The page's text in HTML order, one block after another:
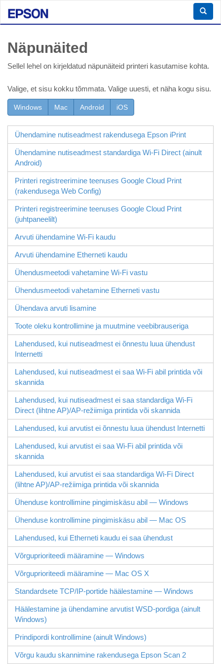
Näpunäited
Sellel lehel on kirjeldatud näpunäiteid printeri kasutamise kohta.
Valige, et sisu kokku tõmmata. Valige uuesti, et näha kogu sisu.
Windows Mac Android iOS
Ühendamine nutiseadmest rakendusega Epson iPrint
Ühendamine nutiseadmest standardiga Wi-Fi Direct (ainult
Android)
Printeri registreerimine teenuses Google Cloud Print
(rakendusega Web Config)
Printeri registreerimine teenuses Google Cloud Print
(juhtpaneelilt)
Arvuti ühendamine Wi-Fi kaudu
Arvuti ühendamine Etherneti kaudu
Ühendusmeetodi vahetamine Wi-Fi vastu
Ühendusmeetodi vahetamine Etherneti vastu
Ühendava arvuti lisamine
Toote oleku kontrollimine ja muutmine veebibrauseriga
Lahendused, kui nutiseadmest ei õnnestu luua ühendust
Internetti
Lahendused, kui nutiseadmest ei saa Wi-Fi abil printida või
skannida
Lahendused, kui nutiseadmest ei saa standardiga Wi-Fi
Direct (lihtne AP)/AP-režiimiga printida või skannida
Lahendused, kui arvutist ei õnnestu luua ühendust Internetti
Lahendused, kui arvutist ei saa Wi-Fi abil printida või
skannida
Lahendused, kui arvutist ei saa standardiga Wi-Fi Direct
(lihtne AP)/AP-režiimiga printida või skannida
Ühenduse kontrollimine pingimiskäsu abil — Windows
Ühenduse kontrollimine pingimiskäsu abil — Mac OS
Lahendused, kui Etherneti kaudu ei saa ühendust
Võrguprioriteedi määramine — Windows
Võrguprioriteedi määramine — Mac OS X
Standardsete TCP/IP-portide häälestamine — Windows
Häälestamine ja ühendamine arvutist WSD-pordiga (ainult
Windows)
Prindipordi kontrollimine (ainult Windows)
Võrgu kaudu skannimine rakendusega Epson Scan 2